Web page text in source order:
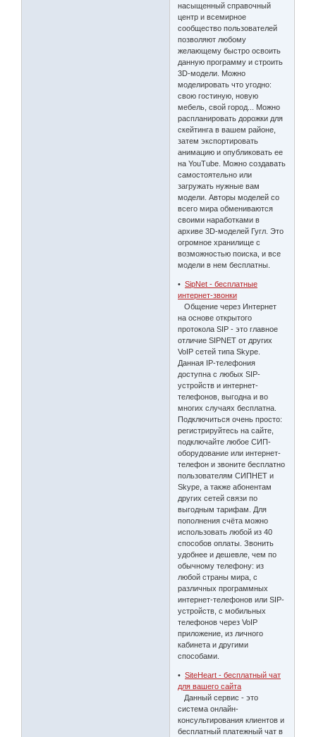
насыщенный справочный
центр и всемирное
сообщество пользователей
позволяют любому
желающему быстро освоить
данную программу и строить
3D-модели. Можно
моделировать что угодно:
свою гостиную, новую
мебель, свой город... Можно
распланировать дорожки для
скейтинга в вашем районе,
затем экспортировать
анимацию и опубликовать ее
на YouTube. Можно создавать
самостоятельно или
загружать нужные вам
модели. Авторы моделей со
всего мира обмениваются
своими наработками в
архиве 3D-моделей Гугл. Это
огромное хранилище с
возможностью поиска, и все
модели в нем бесплатны.
•SipNet - бесплатные
интернет-звонки
Общение через Интернет
на основе открытого
протокола SIP - это главное
отличие SIPNET от других
VoIP сетей типа Skype.
Данная IP-телефония
доступна с любых SIP-
устройств и интернет-
телефонов, выгодна и во
многих случаях бесплатна.
Подключиться очень просто:
регистрируйтесь на сайте,
подключайте любое СИП-
оборудование или интернет-
телефон и звоните бесплатно
пользователям СИПНЕТ и
Skype, а также абонентам
других сетей связи по
выгодным тарифам. Для
пополнения счёта можно
использовать любой из 40
способов оплаты. Звонить
удобнее и дешевле, чем по
обычному телефону: из
любой страны мира, с
различных программных
интернет-телефонов или SIP-
устройств, с мобильных
телефонов через VoIP
приложение, из личного
кабинета и другими
способами.
•SiteHeart - бесплатный чат
для вашего сайта
Данный сервис - это
система онлайн-
консультирования клиентов и
бесплатный платежный чат в